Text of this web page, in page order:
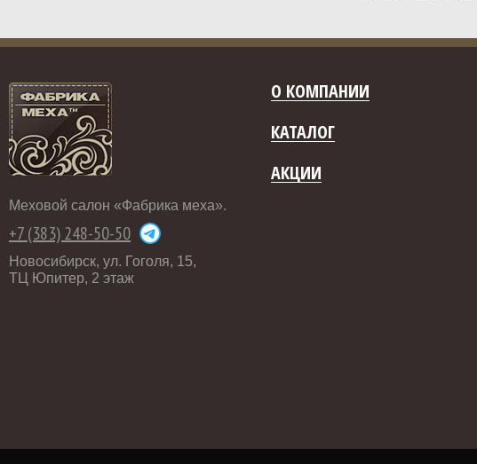
Меховой салон «Фабрика меха».
+7 (383) 248-50-50
Новосибирск, ул. Гоголя, 15,
ТЦ Юпитер, 2 этаж
О КОМПАНИИ
КАТАЛОГ
АКЦИИ